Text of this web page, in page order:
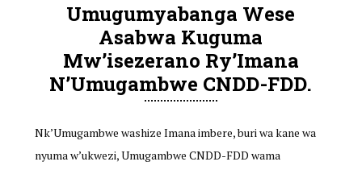
Umugumyabanga Wese
Asabwa Kuguma
Mw’isezerano Ry’Imana
N’Umugambwe CNDD-FDD.
Nk’Umugambwe washize Imana imbere, buri wa kane wa
nyuma w’ukwezi, Umugambwe CNDD-FDD wama